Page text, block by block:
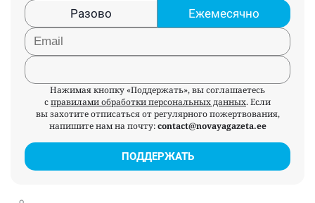
Разово
Ежемесячно
Нажимая кнопку «Поддержать», вы соглашаетесь
справилами обработки персональных данных. Если
вы захотите отписаться от регулярного пожертвования,
напишите нам на почту:contact@novayagazeta.ee
ПОДДЕРЖАТЬ